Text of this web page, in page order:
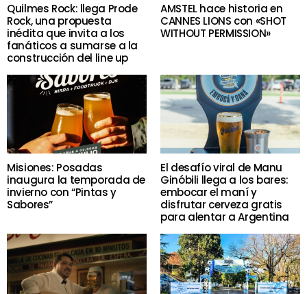
Quilmes Rock: llega Prode
Rock, una propuesta
inédita que invita a los
fanáticos a sumarse a la
construcción del line up
AMSTEL hace historia en
CANNES LIONS con «SHOT
WITHOUT PERMISSION»
Misiones: Posadas
inaugura la temporada de
invierno con “Pintas y
Sabores”
El desafío viral de Manu
Ginóbili llega a los bares:
embocar el maní y
disfrutar cerveza gratis
para alentar a Argentina